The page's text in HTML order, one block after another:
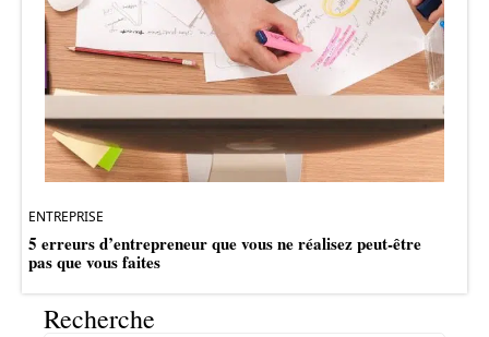
ENTREPRISE
5 erreurs d’entrepreneur que vous ne réalisez peut-être
pas que vous faites
Recherche